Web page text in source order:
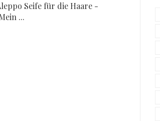
Seife für die Haare -
...